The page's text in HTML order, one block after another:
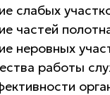
слабых
частей
неровных
работы